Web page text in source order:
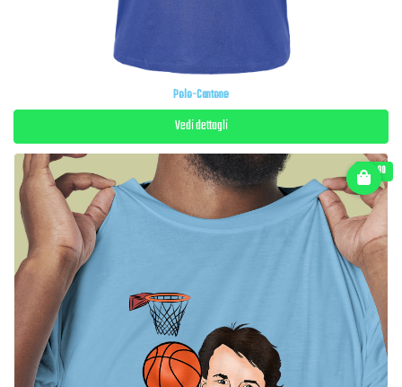
Polo-Cantone
Vedi dettagli
€ 22.90